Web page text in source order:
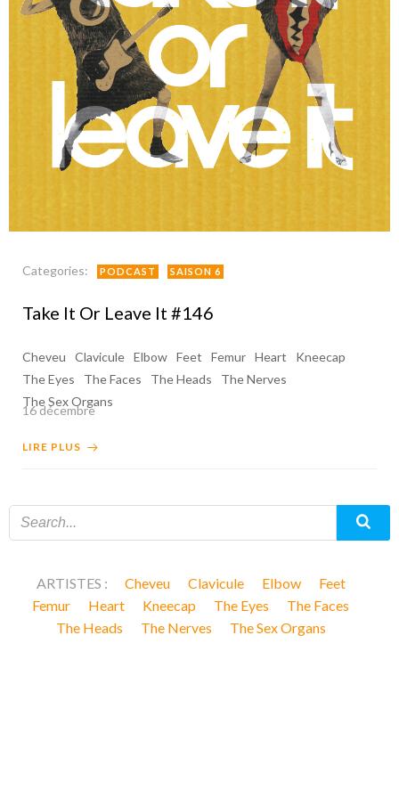
Categories: PODCAST SAISON 6
Take It Or Leave It #146
Cheveu Clavicule Elbow Feet Femur Heart
Kneecap
The Eyes
The Faces The Heads
The Nerves
The Sex Organs
16 décembre
LIRE PLUS
ARTISTES : Cheveu Clavicule Elbow
Feet
Femur
Heart Kneecap The Eyes
The Faces
The Heads
The Nerves The Sex Organs